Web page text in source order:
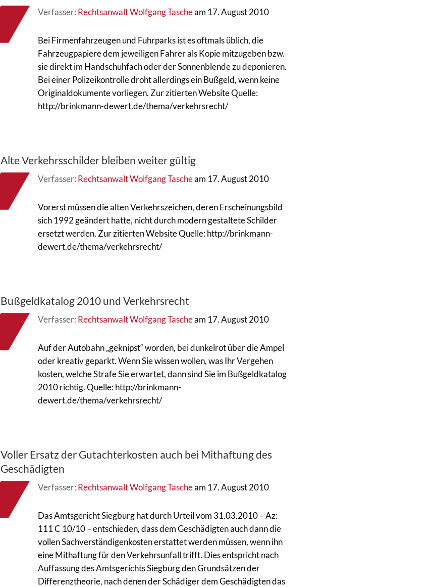
Verfasser: Rechtsanwalt Wolfgang Tascheam 17. August 2010
Bei Firmenfahrzeugen und Fuhrparks ist es oftmals üblich, die
Fahrzeugpapiere dem jeweiligen Fahrer als Kopie mitzugeben bzw.
sie direkt im Handschuhfach oder der Sonnenblende zu deponieren.
Bei einer Polizeikontrolle droht allerdings ein Bußgeld, wenn keine
Originaldokumente vorliegen. Zur zitierten Website Quelle:
http://brinkmann-dewert.de/thema/verkehrsrecht/
Alte Verkehrsschilder bleiben weiter gültig
Verfasser: Rechtsanwalt Wolfgang Tascheam 17. August 2010
Vorerst müssen die alten Verkehrszeichen, deren Erscheinungsbild
sich 1992 geändert hatte, nicht durch modern gestaltete Schilder
ersetzt werden. Zur zitierten Website Quelle: http://brinkmann-
dewert.de/thema/verkehrsrecht/
Bußgeldkatalog 2010 und Verkehrsrecht
Verfasser: Rechtsanwalt Wolfgang Tascheam 17. August 2010
Auf der Autobahn „geknipst“ worden, bei dunkelrot über die Ampel
oder kreativ geparkt. Wenn Sie wissen wollen, was Ihr Vergehen
kosten, welche Strafe Sie erwartet, dann sind Sie im Bußgeldkatalog
2010 richtig. Quelle: http://brinkmann-
dewert.de/thema/verkehrsrecht/
Voller Ersatz der Gutachterkosten auch bei Mithaftung des
Geschädigten
Verfasser: Rechtsanwalt Wolfgang Tascheam 17. August 2010
Das Amtsgericht Siegburg hat durch Urteil vom 31.03.2010 – Az:
111 C 10/10 – entschieden, dass dem Geschädigten auch dann die
vollen Sachverständigenkosten erstattet werden müssen, wenn ihn
eine Mithaftung für den Verkehrsunfall trifft. Dies entspricht nach
Auffassung des Amtsgerichts Siegburg den Grundsätzen der
Differenztheorie, nach denen der Schädiger dem Geschädigten das